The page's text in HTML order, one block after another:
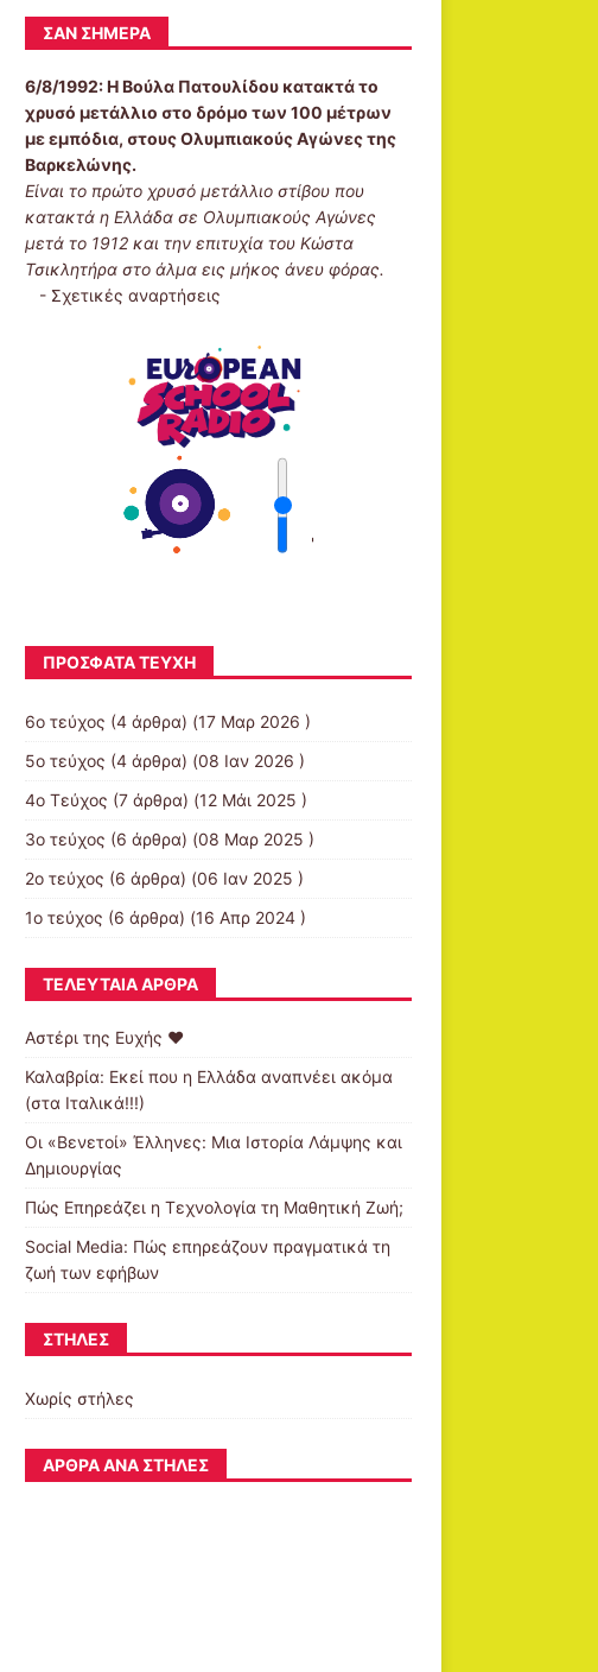
ΣΑΝ ΣΉΜΕΡΑ
6/8/1992:Η Βούλα Πατουλίδου κατακτά το
χρυσό μετάλλιο στο δρόμο των 100 μέτρων
με εμπόδια, στους Ολυμπιακούς Αγώνες της
Βαρκελώνης.
Είναι το πρώτο χρυσό μετάλλιο στίβου που
κατακτά η Ελλάδα σε Ολυμπιακούς Αγώνες
μετά το 1912 και την επιτυχία του Κώστα
Τσικλητήρα στο άλμα εις μήκος άνευ φόρας.
- Σχετικές αναρτήσεις
'
ΠΡΌΣΦΑΤΑ ΤΕΎΧΗ
6ο τεύχος (4 άρθρα) (17 Μαρ 2026 )
5ο τεύχος (4 άρθρα) (08 Ιαν 2026 )
4ο Τεύχος (7 άρθρα) (12 Μάι 2025 )
3ο τεύχος (6 άρθρα) (08 Μαρ 2025 )
2o τεύχος (6 άρθρα) (06 Ιαν 2025 )
1ο τεύχος (6 άρθρα) (16 Απρ 2024 )
ΤΕΛΕΥΤΑΊΑ ΆΡΘΡΑ
Αστέρι της Ευχής ❤️
Καλαβρία: Εκεί που η Ελλάδα αναπνέει ακόμα
(στα Ιταλικά!!!)
Οι «Βενετοί» Έλληνες: Μια Ιστορία Λάμψης και
Δημιουργίας
Πώς Επηρεάζει η Τεχνολογία τη Μαθητική Ζωή;
Social Media: Πώς επηρεάζουν πραγματικά τη
ζωή των εφήβων
ΣΤΉΛΕΣ
Χωρίς στήλες
ΆΡΘΡΑ ΑΝΆ ΣΤΉΛΕΣ